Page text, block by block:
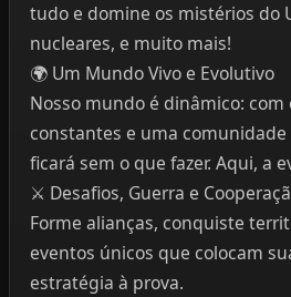
tudo e domine os mistérios do
nucleares, e muito mais!
🌍 Um Mundo Vivo e Evolutivo
Nosso mundo é dinâmico: com
constantes e uma comunidade
ficará sem o que fazer. Aqui, a
⚔️ Desafios, Guerra e
Forme alianças, conquiste
eventos únicos que colocam
estratégia à prova.